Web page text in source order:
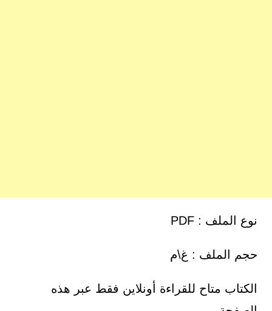
نوع الملف : PDF
حجم الملف : غ\م
الكتاب متاح للقراءة أونلاين فقط عبر هذه